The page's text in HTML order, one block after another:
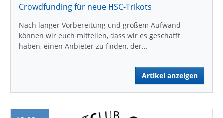
Crowdfunding für neue HSC-Trikots
Nach langer Vorbereitung und großem Aufwand
können wir euch mitteilen, dass wir es geschafft
haben, einen Anbieter zu finden, der…
Artikel anzeigen